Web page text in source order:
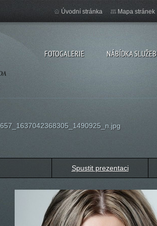
FOTOGALERIE NÁBÍDKA SLUŽEB
Úvodní stránka Mapa stránek
Spustit prezentaci